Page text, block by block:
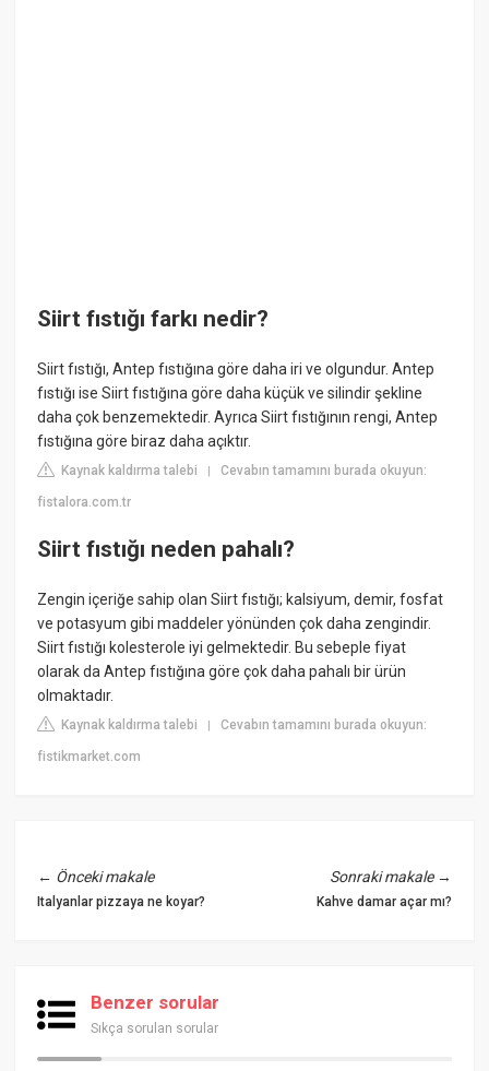
Siirt fıstığı farkı nedir?
Siirt fıstığı, Antep fıstığına göre daha iri ve olgundur. Antep
fıstığı ise Siirt fıstığına göre daha küçük ve silindir şekline
daha çok benzemektedir. Ayrıca Siirt fıstığının rengi, Antep
fıstığına göre biraz daha açıktır.
Kaynak kaldırma talebi |Cevabın tamamını burada okuyun:
fistalora.com.tr
Siirt fıstığı neden pahalı?
Zengin içeriğe sahip olan Siirt fıstığı; kalsiyum, demir, fosfat
ve potasyum gibi maddeler yönünden çok daha zengindir.
Siirt fıstığı kolesterole iyi gelmektedir. Bu sebeple fiyat
olarak da Antep fıstığına göre çok daha pahalı bir ürün
olmaktadır.
Kaynak kaldırma talebi |Cevabın tamamını burada okuyun:
fistikmarket.com
← Önceki makale
Italyanlar pizzaya ne koyar?
Sonraki makale→
Kahve damar açar mı?
Benzer sorular
Sıkça sorulan sorular